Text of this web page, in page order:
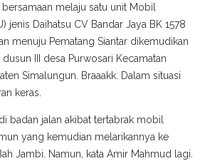
bersamaan melaju satu unit Mobil
jenis Daihatsu CV Bandar Jaya BK 1578
menuju Pematang Siantar dikemudikan
III desa Purwosari Kecamatan
Simalungun. Braaakk. Dalam situasi
keras.
badan jalan akibat tertabrak mobil
yang kemudian melarikannya ke
Jambi. Namun, kata Amir Mahmud lagi.